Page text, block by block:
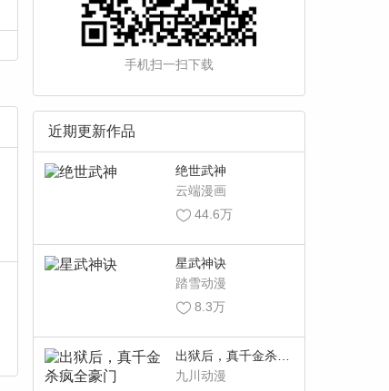
手机扫一扫下载
近期更新作品
绝世武神
云端漫画
44.6万
星武神诀
踏雪动漫
8.3万
出狱后，真千金杀疯
全豪门
九川动漫